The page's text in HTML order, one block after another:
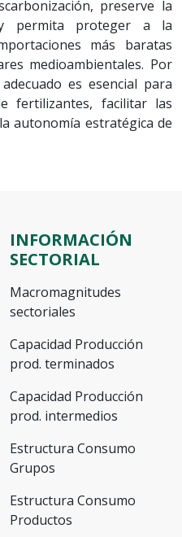
preserve la
y permita proteger a la
más baratas
medioambientales. Por
es esencial para
fertilizantes, facilitar las
autonomía estratégica de
INFORMACIÓN
SECTORIAL
Macromagnitudes
sectoriales
Capacidad Producción
prod. terminados
Capacidad Producción
prod. intermedios
Estructura Consumo
Grupos
Estructura Consumo
Productos